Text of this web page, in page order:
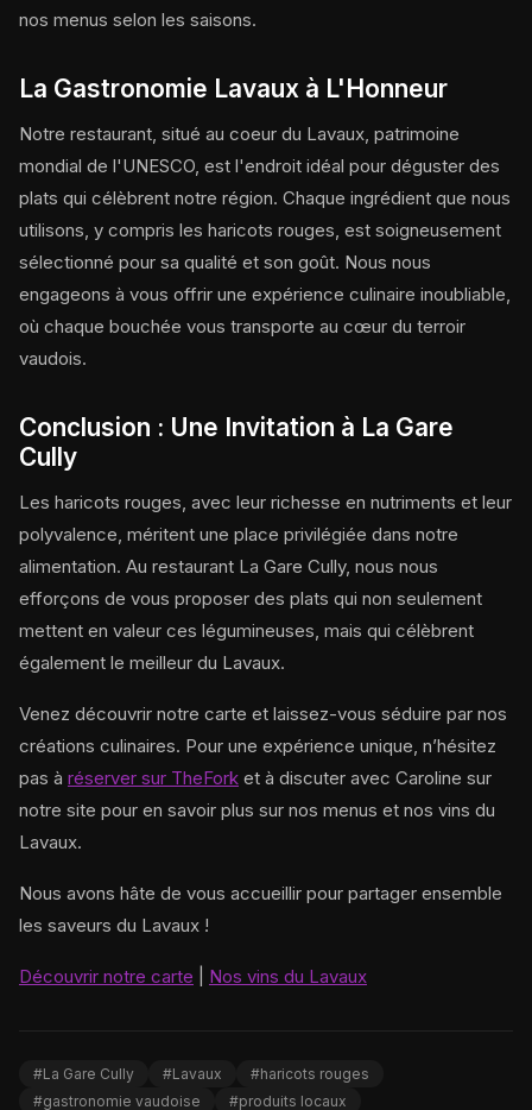
nos menus selon les saisons.
La Gastronomie Lavaux à L'Honneur
Notre restaurant, situé au coeur du Lavaux, patrimoine
mondial de l'UNESCO, est l'endroit idéal pour déguster des
plats qui célèbrent notre région. Chaque ingrédient que nous
utilisons, y compris les haricots rouges, est soigneusement
sélectionné pour sa qualité et son goût. Nous nous
engageons à vous offrir une expérience culinaire inoubliable,
où chaque bouchée vous transporte au cœur du terroir
vaudois.
Conclusion : Une Invitation à La Gare
Cully
Les haricots rouges, avec leur richesse en nutriments et leur
polyvalence, méritent une place privilégiée dans notre
alimentation. Au restaurant La Gare Cully, nous nous
efforçons de vous proposer des plats qui non seulement
mettent en valeur ces légumineuses, mais qui célèbrent
également le meilleur du Lavaux.
Venez découvrir notre carte et laissez-vous séduire par nos
créations culinaires. Pour une expérience unique, n’hésitez
pas à réserver sur TheFork et à discuter avec Caroline sur
notre site pour en savoir plus sur nos menus et nos vins du
Lavaux.
Nous avons hâte de vous accueillir pour partager ensemble
les saveurs du Lavaux !
Découvrir notre carte Nos vins du Lavaux
#La Gare Cully #Lavaux
#haricots rouges
#gastronomie vaudoise
#produits locaux